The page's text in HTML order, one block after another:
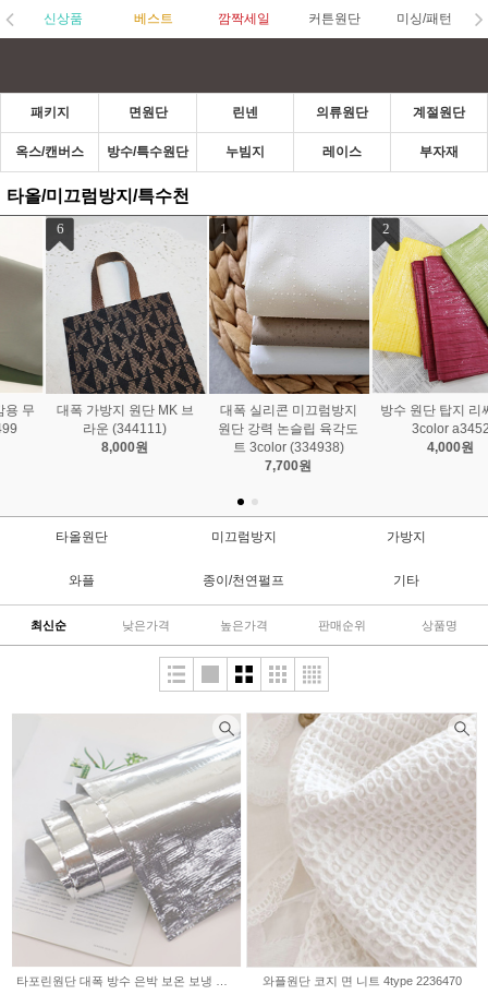
신상품 베스트 깜짝세일 커튼원단 미싱/패턴
패키지 면원단 린넨 의류원단 계절원단
옥스/캔버스 방수/특수원단 누빔지 레이스 부자재
타올/미끄럼방지/특수천
대폭 실리콘 미끄럼방지
원단 강력 논슬립 육각도
트 3color (334938)
방수 원단 탑지 리싸이클
3color a3452
4,000원
대폭 미끄럼방지 원단 에
코논슬립 3color (33422
타올원단 미끄럼방지 가방지
와플 종이/천연펄프 기타
최신순 낮은가격 높은가격 판매순위 상품명
와플원단 코지 면 니트 4type 2236470